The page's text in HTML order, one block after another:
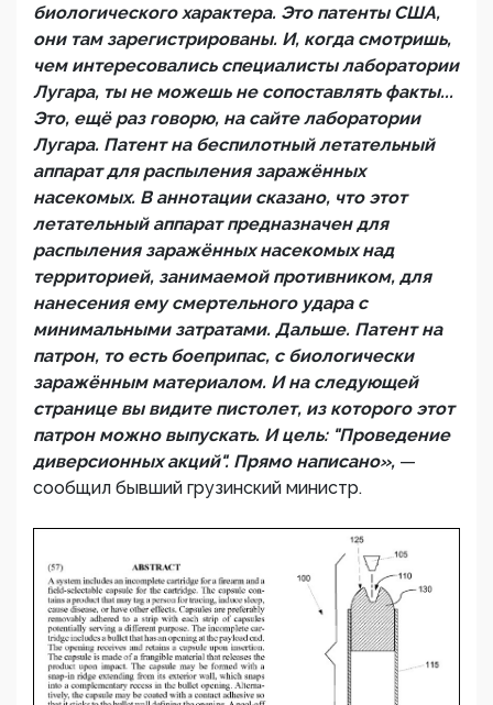
биологического характера. Это патенты США,
они там зарегистрированы. И, когда смотришь,
чем интересовались специалисты лаборатории
Лугара, ты не можешь не сопоставлять факты...
Это, ещё раз говорю, на сайте лаборатории
Лугара. Патент на беспилотный летательный
аппарат для распыления заражённых
насекомых. В аннотации сказано, что этот
летательный аппарат предназначен для
распыления заражённых насекомых над
территорией, занимаемой противником, для
нанесения ему смертельного удара с
минимальными затратами. Дальше. Патент на
патрон, то есть боеприпас, с биологически
заражённым материалом. И на следующей
странице вы видите пистолет, из которого этот
патрон можно выпускать. И цель: "Проведение
диверсионных акций". Прямо написано», —
сообщил бывший грузинский министр.